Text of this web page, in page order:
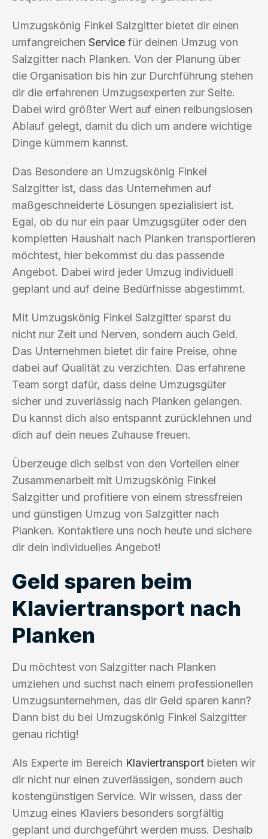
Umzugskönig Finkel Salzgitter bietet dir einen
umfangreichen Service für deinen Umzug von
Salzgitter nach Planken. Von der Planung über
die Organisation bis hin zur Durchführung stehen
dir die erfahrenen Umzugsexperten zur Seite.
Dabei wird größter Wert auf einen reibungslosen
Ablauf gelegt, damit du dich um andere wichtige
Dinge kümmern kannst.
Das Besondere an Umzugskönig Finkel
Salzgitter ist, dass das Unternehmen auf
maßgeschneiderte Lösungen spezialisiert ist.
Egal, ob du nur ein paar Umzugsgüter oder den
kompletten Haushalt nach Planken transportieren
möchtest, hier bekommst du das passende
Angebot. Dabei wird jeder Umzug individuell
geplant und auf deine Bedürfnisse abgestimmt.
Mit Umzugskönig Finkel Salzgitter sparst du
nicht nur Zeit und Nerven, sondern auch Geld.
Das Unternehmen bietet dir faire Preise, ohne
dabei auf Qualität zu verzichten. Das erfahrene
Team sorgt dafür, dass deine Umzugsgüter
sicher und zuverlässig nach Planken gelangen.
Du kannst dich also entspannt zurücklehnen und
dich auf dein neues Zuhause freuen.
Überzeuge dich selbst von den Vorteilen einer
Zusammenarbeit mit Umzugskönig Finkel
Salzgitter und profitiere von einem stressfreien
und günstigen Umzug von Salzgitter nach
Planken. Kontaktiere uns noch heute und sichere
dir dein individuelles Angebot!
Geld sparen beim
Klaviertransport nach
Planken
Du möchtest von Salzgitter nach Planken
umziehen und suchst nach einem professionellen
Umzugsunternehmen, das dir Geld sparen kann?
Dann bist du bei Umzugskönig Finkel Salzgitter
genau richtig!
Als Experte im Bereich Klaviertransport bieten wir
dir nicht nur einen zuverlässigen, sondern auch
kostengünstigen Service. Wir wissen, dass der
Umzug eines Klaviers besonders sorgfältig
geplant und durchgeführt werden muss. Deshalb